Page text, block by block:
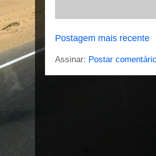
Postagem mais recente
Assinar: Postar